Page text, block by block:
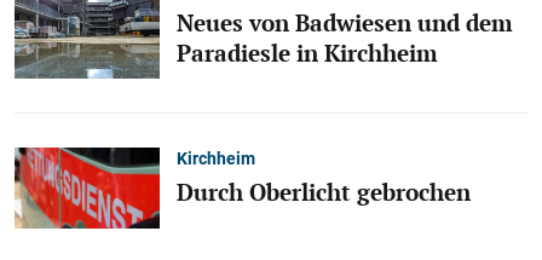
Neues von Badwiesen und dem
Paradiesle in Kirchheim
Kirchheim
Durch Oberlicht gebrochen